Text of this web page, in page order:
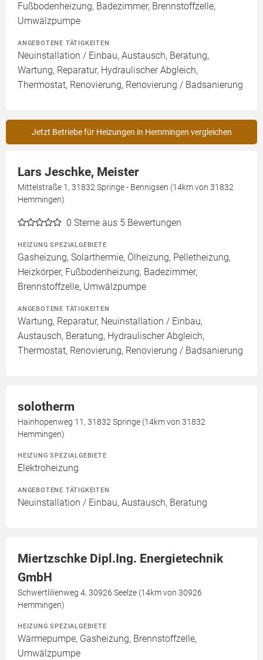
Fußbodenheizung, Badezimmer, Brennstoffzelle,
Umwälzpumpe
ANGEBOTENE TÄTIGKEITEN
Neuinstallation / Einbau, Austausch, Beratung,
Wartung, Reparatur, Hydraulischer Abgleich,
Thermostat, Renovierung, Renovierung / Badsanierung
Jetzt Betriebe für Heizungen in Hemmingen vergleichen
Lars Jeschke, Meister
Mittelstraße 1, 31832 Springe - Bennigsen (14km von 31832
Hemmingen)
0 Sterne aus 5 Bewertungen
HEIZUNG SPEZIALGEBIETE
Gasheizung, Solarthermie, Ölheizung, Pelletheizung,
Heizkörper, Fußbodenheizung, Badezimmer,
Brennstoffzelle, Umwälzpumpe
ANGEBOTENE TÄTIGKEITEN
Wartung, Reparatur, Neuinstallation / Einbau,
Austausch, Beratung, Hydraulischer Abgleich,
Thermostat, Renovierung, Renovierung / Badsanierung
solotherm
Hainhopenweg 11, 31832 Springe (14km von 31832
Hemmingen)
HEIZUNG SPEZIALGEBIETE
Elektroheizung
ANGEBOTENE TÄTIGKEITEN
Neuinstallation / Einbau, Austausch, Beratung
Miertzschke Dipl.Ing. Energietechnik
GmbH
Schwertlilienweg 4, 30926 Seelze (14km von 30926
Hemmingen)
HEIZUNG SPEZIALGEBIETE
Wärmepumpe, Gasheizung, Brennstoffzelle,
Umwälzpumpe